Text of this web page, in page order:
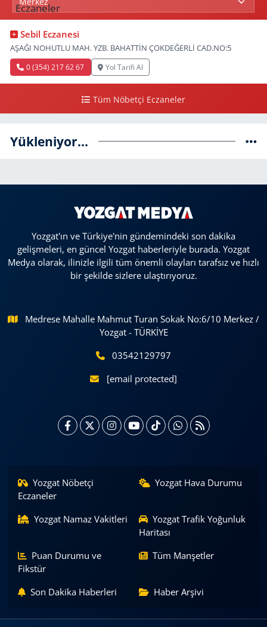
Sebil Eczanesi
AŞAĞI NOHUTLU MAH. YZB. BAHATTİN ÇOKDEĞERLİ CAD.NO:5
0 (354) 217 62 67 Yol Tarifi Al
Tüm Nöbetçi Eczaneler
Yükleniyor...
Yozgat'ın ve Türkiye'nin gündemindeki son dakika
gelişmeleri, en güncel Yozgat haberleriyle burada. Yozgat
Medya olarak, ilinizle ilgili tüm önemli olayları tarafsız ve hızlı
bir şekilde sizlere ulaştırıyoruz.
Medrese Mahalle Mahmut Turan Sokak No:6/10 Merkez /
Yozgat - TÜRKİYE
03542129797
[email protected]
Yozgat Nöbetçi
Eczaneler
Yozgat Hava Durumu
Yozgat Namaz Vakitleri
Yozgat Trafik Yoğunluk
Haritası
Puan Durumu ve
Fikstür
Tüm Manşetler
Son Dakika Haberleri Haber Arşivi